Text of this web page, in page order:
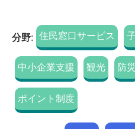
分野: 住民窓口サービス
中小企業支援 観光 防災
ポイント制度